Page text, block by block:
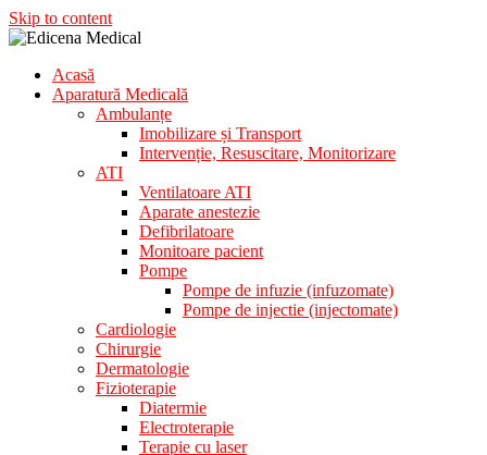
Skip to content
Edicena Medical
Aparatura Medicala
Acasă
Aparatură Medicală
Ambulanțe
Imobilizare și Transport
Intervenție, Resuscitare, Monitorizare
ATI
Ventilatoare ATI
Aparate anestezie
Defibrilatoare
Monitoare pacient
Pompe
Pompe de infuzie (infuzomate)
Pompe de injectie (injectomate)
Cardiologie
Chirurgie
Dermatologie
Fizioterapie
Diatermie
Electroterapie
Terapie cu laser